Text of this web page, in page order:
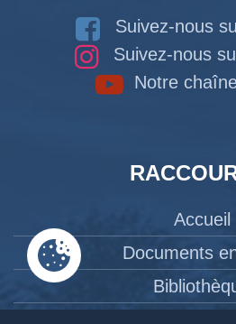
Suivez-nous
Suivez-nous
Notre
Accueil
Documents